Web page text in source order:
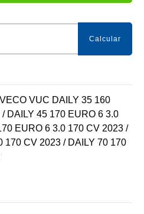
VUC DAILY 35 160
DAILY 45 170 EURO 6 3.0
EURO 6 3.0 170 CV 2023 /
170 CV 2023 / DAILY 70 170